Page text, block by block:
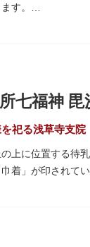
す。
の浴槽で46度の
から引き継がれ
七福神 毘
祀る浅草寺支院
上に位置する待
着」が印されて
油祈祷（よくゆ